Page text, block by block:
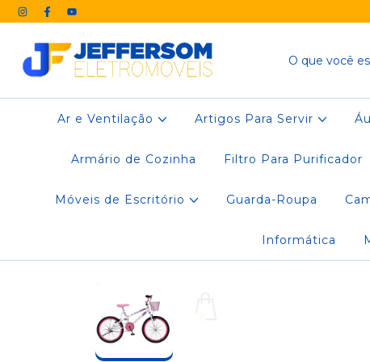
Ar e Ventilação Artigos Para Servir
Armário de Cozinha Filtro Para Purificador
Móveis de Escritório Guarda-Roupa
Informática